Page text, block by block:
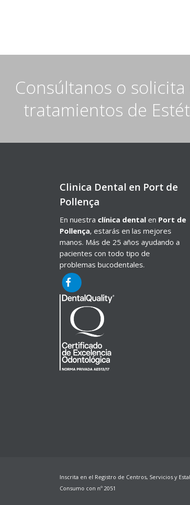
Consúltanos o
tratamientos de
Clinica Dental en Port de
Pollença
En nuestra clínica dental en Port de
Pollença, estarás en las mejores
manos. Más de 25 años ayudando a
pacientes con todo tipo de
problemas bucodentales.
Inscrita en el Registro de Centros, Servicios y
Consumo con nº 2051